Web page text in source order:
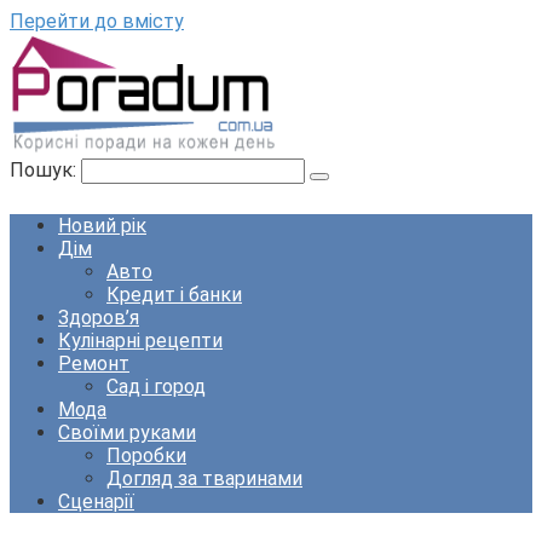
Перейти до вмісту
Пошук:
Новий рік
Дім
Авто
Кредит і банки
Здоров’я
Кулінарні рецепти
Ремонт
Сад і город
Мода
Своїми руками
Поробки
Догляд за тваринами
Сценарії